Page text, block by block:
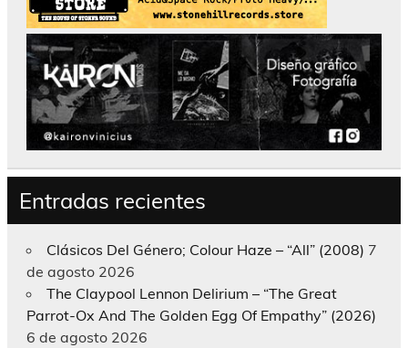
Entradas recientes
Clásicos Del Género; Colour Haze – “All” (2008) 7
de agosto 2026
The Claypool Lennon Delirium – “The Great
Parrot-Ox And The Golden Egg Of Empathy” (2026)
6 de agosto 2026